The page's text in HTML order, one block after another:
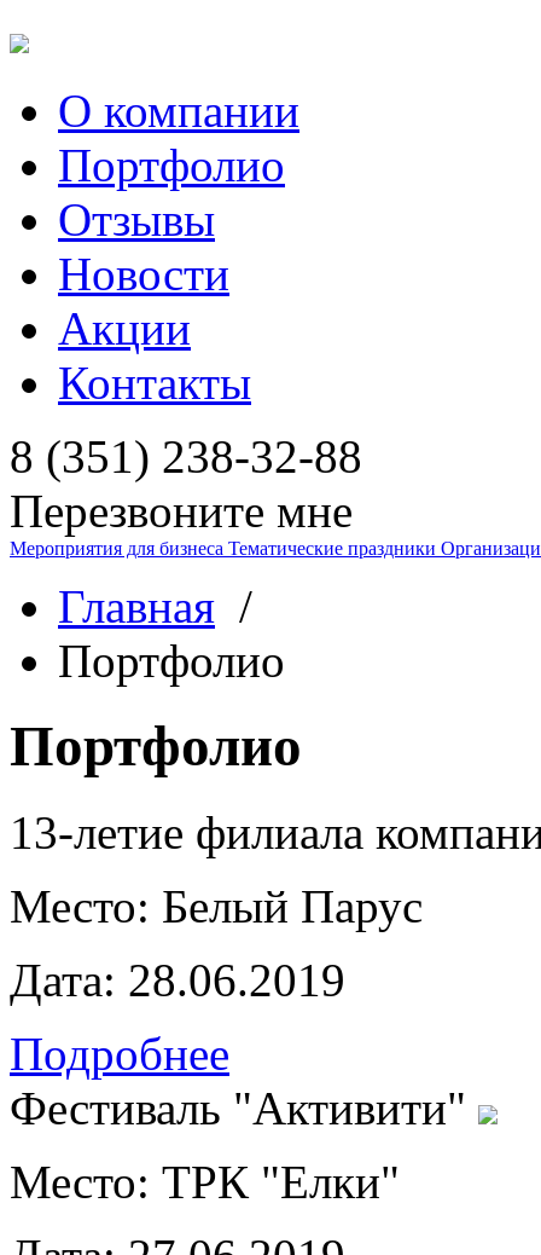
О компании
Портфолио
Отзывы
Новости
Акции
Контакты
8 (351) 238-32-88
Перезвоните мне
Мероприятия для бизнеса Тематические праздники
Главная /
Портфолио
Портфолио
13-летие филиала
Место: Белый Парус
Дата: 28.06.2019
Подробнее
Фестиваль "Активити"
Место: ТРК "Елки"